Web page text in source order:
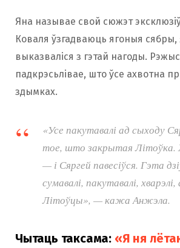
Яна называе свой сюжэт
Коваля ўзгадваюць ягоныя сябры,
выказваліся з гэтай нагоды.
падкрэсьлівае, што ўсе ахвотна
здымках.
«Усе пакутавалі ад сыходу
тое, што закрытая Літоўка.
— і Сяргей павесіўся. Гэта
сумавалі, пакутавалі, хварэлі,
Літоўцы», — кажа Анжэла.
Чытаць таксама: «Я ня